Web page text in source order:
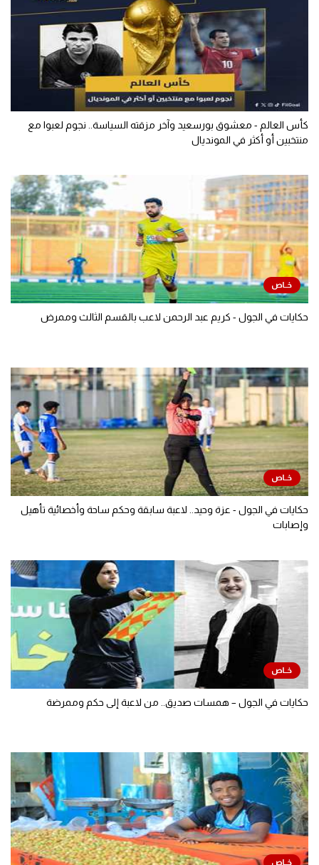
كأس العالم - معشوق بورسعيد وآخر مزقته السياسة.. نجوم لعبوا مع
منتخبين أو أكثر في المونديال
حكايات في الجول - كريم عبد الرحمن لاعب بالقسم الثالث وممرض
حكايات في الجول - عزة وحيد.. لاعبة سابقة وحكم ساحة وأخصائية تأهيل
وإصابات
حكايات في الجول – همسات صديق.. من لاعبة إلى حكم وممرضة